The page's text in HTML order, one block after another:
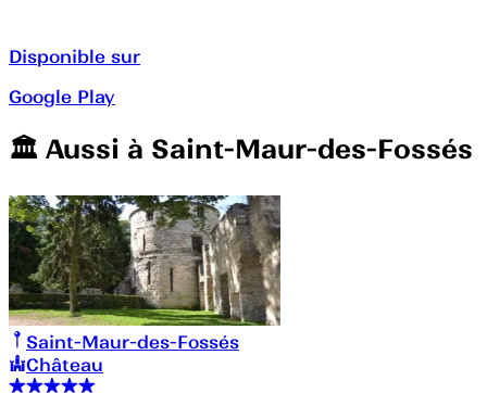
Disponible sur
Google Play
🏛️️ Aussi à Saint-Maur-des-Fossés
Saint-Maur-des-Fossés
Château